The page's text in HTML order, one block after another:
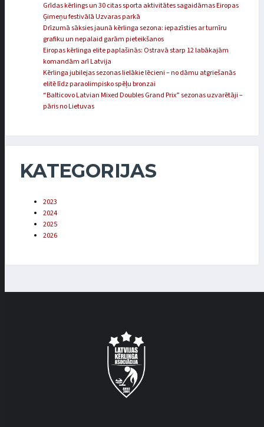
Grīdas kērlings un 30 citas sporta aktivitātes sagaidāmas Eiropas
Ģimeņu festivālā Uzvaras parkā
Drīzumā sāksies jaunā kērlinga sezona: iepazīsties ar turnīru
grafiku un nepalaid garām pieteikšanos
Eiropas kērlinga elite paplašinās: Ostravā starp 12 labākajām
komandām arī Latvija
Kērlinga jubilejas sezonas lielākie lēcieni – no dāmu atgriešanās
elitē līdz paraolimpisko spēļu bronzai
“Balticovo Latvian Mixed Doubles Grand Prix” sezonas uzvarētāji –
pāris no Lietuvas
KATEGORIJAS
2023
2024
2025
2026